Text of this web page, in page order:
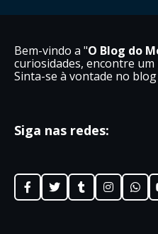
Bem-vindo a "O Blog do
curiosidades, encontre
Sinta-se à vontade no
Siga nas redes: